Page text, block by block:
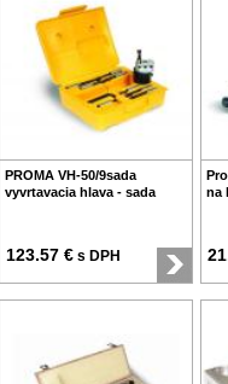
PROMA VH-50/9sada
vyvrtavacia hlava - sada
123.57 € s DPH
na